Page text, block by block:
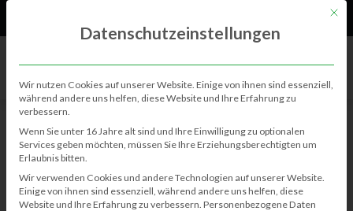
BERICHTE
Volks- und Schützenfest 2022
Kim-Janina Meinecke 08.06.2022 0 959
Mit
Datenschutzeinstellungen
Wir nutzen Cookies auf unserer Website. Einige von ihnen sind essenziell,
während andere uns helfen, diese Website und Ihre Erfahrung zu
verbessern.
Wenn Sie unter 16 Jahre alt sind und Ihre Einwilligung zu optionalen
Services geben möchten, müssen Sie Ihre Erziehungsberechtigten um
Erlaubnis bitten.
Wir verwenden Cookies und andere Technologien auf unserer Website.
Einige von ihnen sind essenziell, während andere uns helfen, diese
Website und Ihre Erfahrung zu verbessern. Personenbezogene Daten